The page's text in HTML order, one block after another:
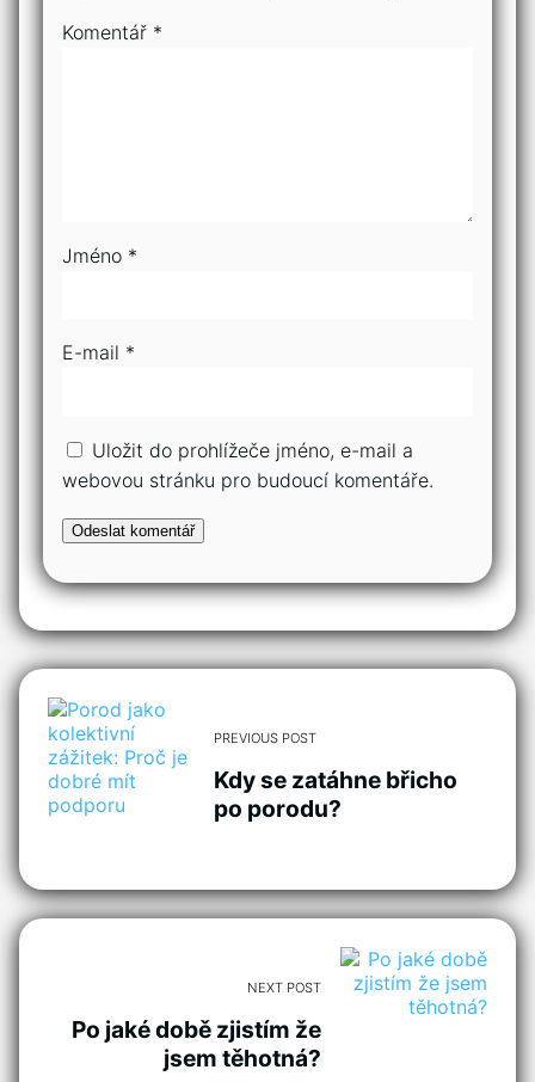
Komentář *
Jméno *
E-mail *
Uložit do prohlížeče jméno, e-mail a
webovou stránku pro budoucí komentáře.
PREVIOUS POST
Kdy se zatáhne břicho
po porodu?
NEXT POST
Po jaké době zjistím že
jsem těhotná?